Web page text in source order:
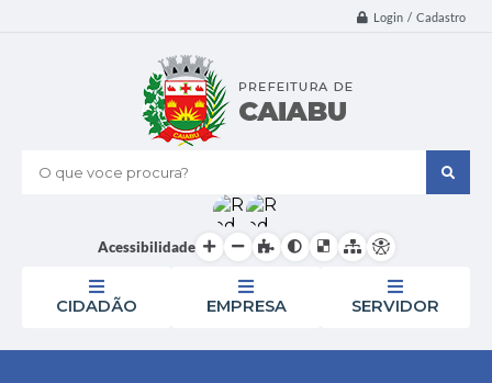
Login / Cadastro
O que voce procura?
Acessibilidade
CIDADÃO EMPRESA SERVIDOR